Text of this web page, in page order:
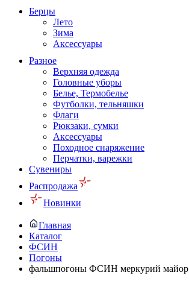
Берцы
Лето
Зима
Аксессуары
Разное
Верхняя одежда
Головные уборы
Белье, Термобелье
Футболки, тельняшки
Флаги
Рюкзаки, сумки
Аксессуары
Походное снаряжение
Перчатки, варежки
Сувениры
Распродажа
Новинки
Главная
Каталог
ФСИН
Погоны
фальшпогоны ФСИН меркурий майор